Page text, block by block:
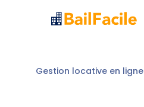
Gestion locative en ligne